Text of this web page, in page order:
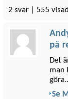
2 svar | 555
på
Det
man
Se